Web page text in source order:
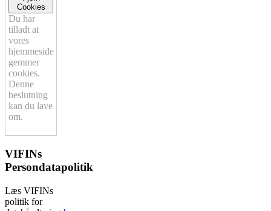
Cookies
Du har
tilladt at
vores
hjemmeside
gemmer
cookies.
Denne
beslutning
kan du lave
om.
VIFINs
Persondatapolitik
Læs VIFINs
politik for